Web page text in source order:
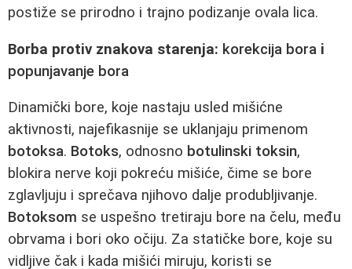
postiže se prirodno i trajno podizanje ovala lica.
Borba protiv znakova starenja: korekcija bora i
popunjavanje bora
Dinamički bore, koje nastaju usled mišićne
aktivnosti, najefikasnije se uklanjaju primenom
botoksa. Botoks, odnosno botulinski toksin,
blokira nerve koji pokreću mišiće, čime se bore
zglavljuju i sprečava njihovo dalje produbljivanje.
Botoksom se uspešno tretiraju bore na čelu, među
obrvama i bori oko očiju. Za statičke bore, koje su
vidljive čak i kada mišići miruju, koristi se